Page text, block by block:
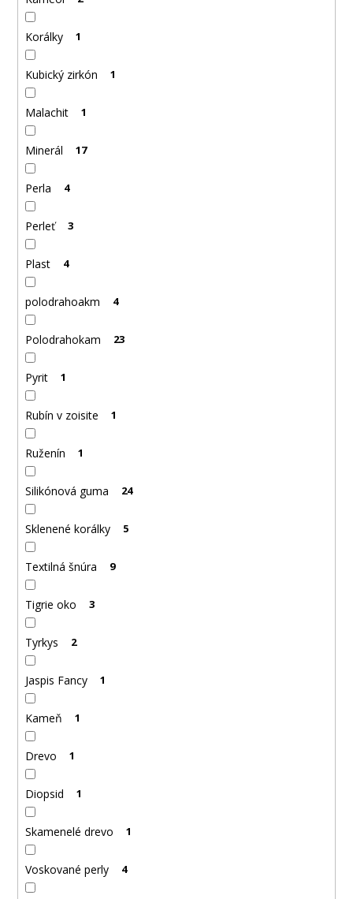
Korálky 1
Kubický zirkón 1
Malachit 1
Minerál 17
Perla 4
Perleť 3
Plast 4
polodrahoakm 4
Polodrahokam 23
Pyrit 1
Rubín v zoisite 1
Ruženín 1
Silikónová guma 24
Sklenené korálky 5
Textilná šnúra 9
Tigrie oko 3
Tyrkys 2
Jaspis Fancy 1
Kameň 1
Drevo 1
Diopsid 1
Skamenelé drevo 1
Voskované perly 4